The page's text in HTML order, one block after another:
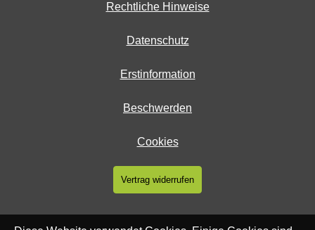
Rechtliche Hinweise
Datenschutz
Erstinformation
Beschwerden
Cookies
Vertrag widerrufen